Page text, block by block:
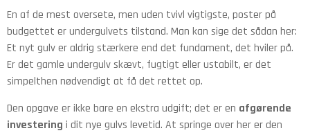
En af de mest oversete, men uden tvivl vigtigste, poster på
budgettet er undergulvets tilstand. Man kan sige det sådan her:
Et nyt gulv er aldrig stærkere end det fundament, det hviler på.
Er det gamle undergulv skævt, fugtigt eller ustabilt, er det
simpelthen nødvendigt at få det rettet op.
Den opgave er ikke bare en ekstra udgift; det er en afgørende
investering i dit nye gulvs levetid. At springe over her er den